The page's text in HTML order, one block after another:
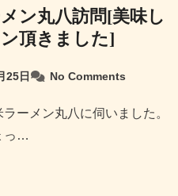
ン丸八訪問[美味し
頂きました]
25日 No Comments
っ…